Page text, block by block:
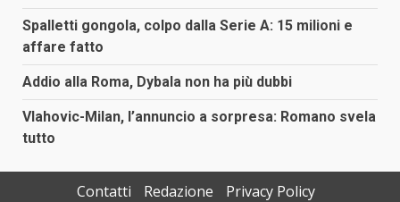
Spalletti gongola, colpo dalla Serie A: 15 milioni e
affare fatto
Addio alla Roma, Dybala non ha più dubbi
Vlahovic-Milan, l’annuncio a sorpresa: Romano svela
tutto
Contatti Redazione Privacy Policy